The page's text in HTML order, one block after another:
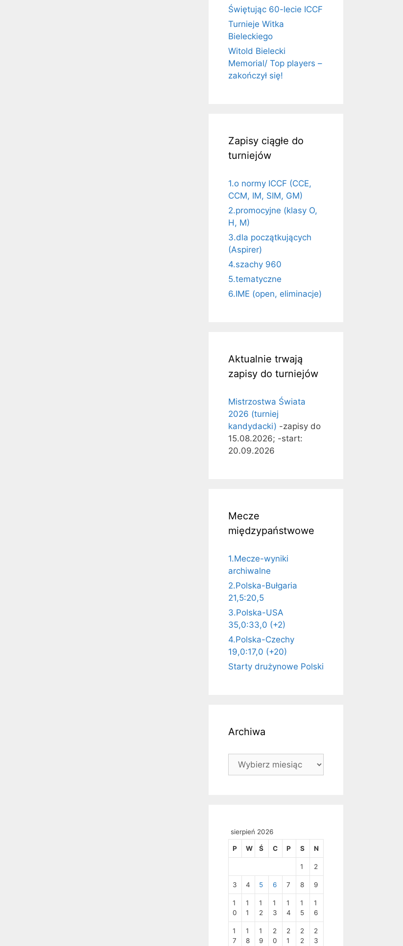
Świętując 60-lecie ICCF
Turnieje Witka
Bieleckiego
Witold Bielecki
Memorial/ Top players –
zakończył się!
Zapisy ciągłe do
turniejów
1.o normy ICCF (CCE,
CCM, IM, SIM, GM)
2.promocyjne (klasy O,
H, M)
3.dla początkujących
(Aspirer)
4.szachy 960
5.tematyczne
6.IME (open, eliminacje)
Aktualnie trwają
zapisy do turniejów
Mistrzostwa Świata
2026 (turniej
kandydacki) -zapisy do
15.08.2026; -start:
20.09.2026
Mecze
międzypaństwowe
1.Mecze-wyniki
archiwalne
2.Polska-Bułgaria
21,5:20,5
3.Polska-USA
35,0:33,0 (+2)
4.Polska-Czechy
19,0:17,0 (+20)
Starty drużynowe Polski
Archiwa
Archiwa
sierpień 2026
P W Ś C P S N
1 2
3 4 5 6 7 8 9
1
0
1
1
1
2
1
3
1
4
1
5
1
6
1
7
1
8
1
9
2
0
2
1
2
2
2
3